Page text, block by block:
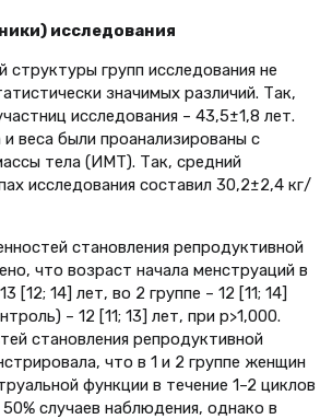
исследования
структуры групп исследования не
значимых различий. Так,
исследования – 43,5±1,8 лет.
веса были проанализированы с
тела (ИМТ). Так, средний
исследования составил 30,2±2,4 кг/
становления репродуктивной
что возраст начала менструаций в
[12; 14] лет, во 2 группе – 12 [11; 14]
– 12 [11; 13] лет, при р>1,000.
становления репродуктивной
что в 1 и 2 группе женщин
функции в течение 1–2 циклов
случаев наблюдения, однако в